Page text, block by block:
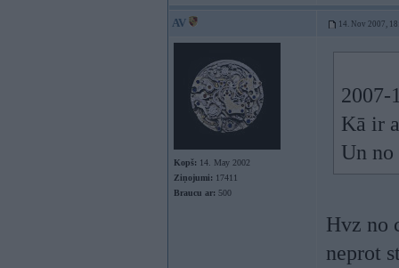
AV 14. Nov 2007,
Kopš: 14. May 2002
Ziņojumi: 17411
Braucu ar: 500
2007-
Kā ir
Un
Hvz no
neprot